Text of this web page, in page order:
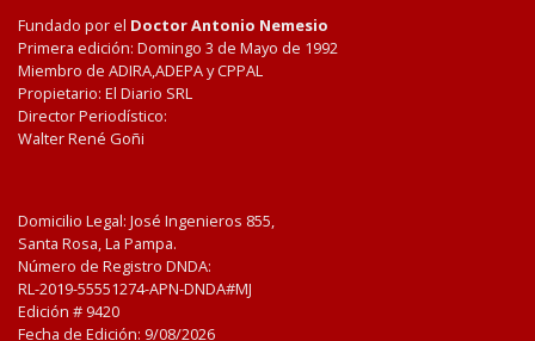
Fundado por el Doctor Antonio Nemesio
Primera edición: Domingo 3 de Mayo de 1992
Miembro de ADIRA,ADEPA y CPPAL
Propietario: El Diario SRL
Director Periodístico:
Walter René Goñi
Domicilio Legal: José Ingenieros 855,
Santa Rosa, La Pampa.
Número de Registro DNDA:
RL-2019-55551274-APN-DNDA#MJ
Edición # 9420
Fecha de Edición: 9/08/2026